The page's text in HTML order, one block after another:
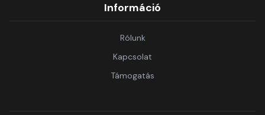
Információ
Rólunk
Kapcsolat
Támogatás